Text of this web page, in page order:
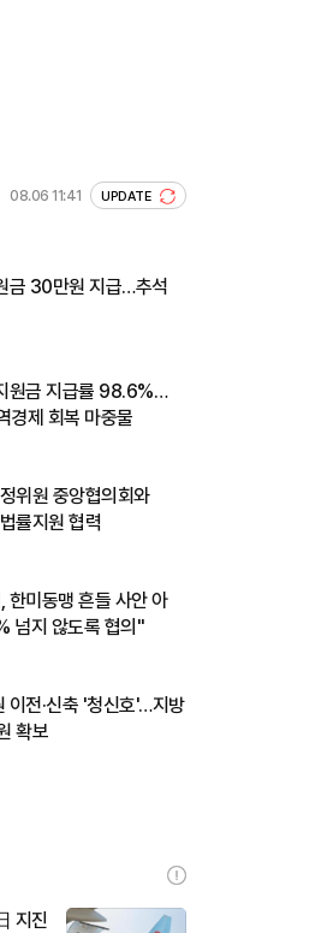
08.06 11:41 UPDATE
금 30만원 지급…추석
원금 지급률 98.6%…
경제 회복 마중물
위원 중앙협의회와
률지원 협력
한미동맹 흔들 사안 아
넘지 않도록 협의"
이전·신축 '청신호'…지방
확보
지진